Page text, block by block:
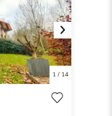
Next
1/ 14